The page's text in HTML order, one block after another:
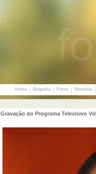
Home Biografia Fotos Memória
Gravação do Programa Televisivo